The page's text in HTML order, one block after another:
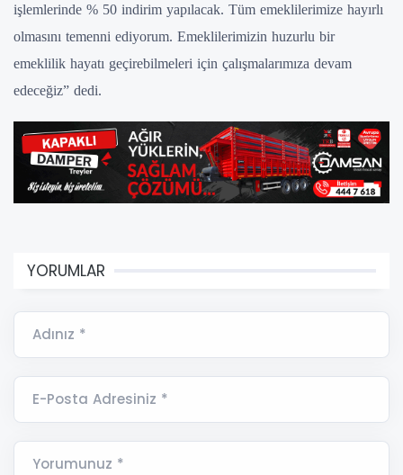
işlemlerinde % 50 indirim yapılacak. Tüm emeklilerimize hayırlı
olmasını temenni ediyorum. Emeklilerimizin huzurlu bir
emeklilik hayatı geçirebilmeleri için çalışmalarımıza devam
edeceğiz” dedi.
YORUMLAR
Adınız *
E-Posta Adresiniz *
Yorumunuz *